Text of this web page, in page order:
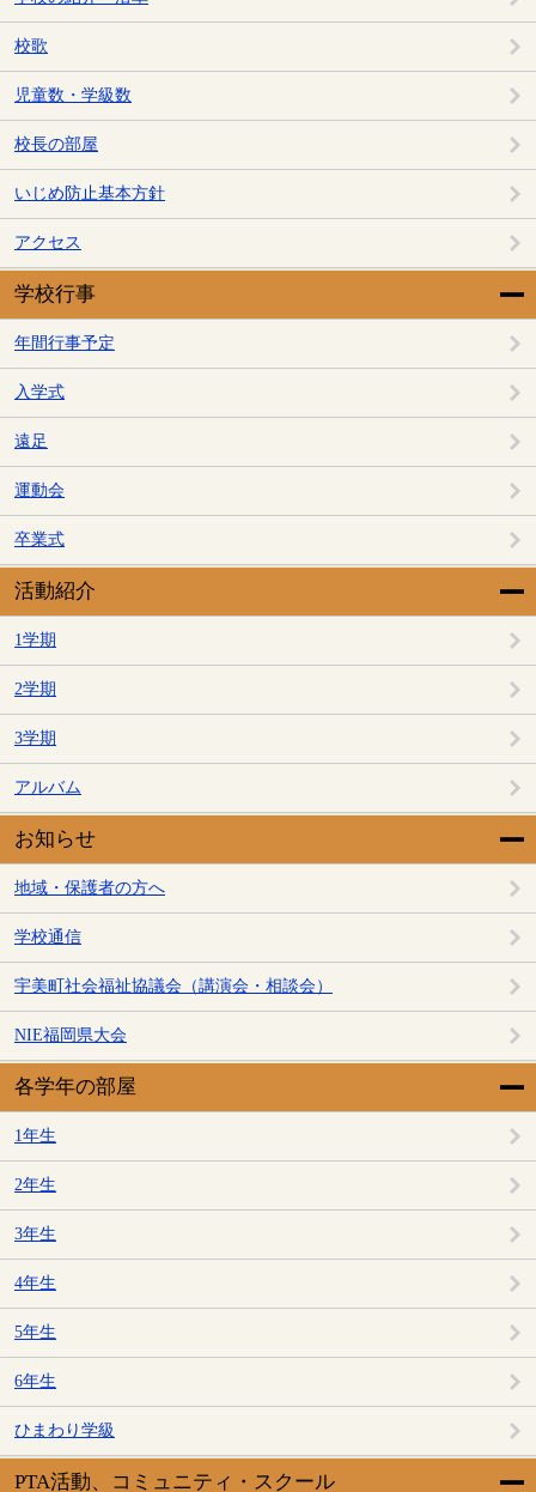
校歌
児童数・学級数
校長の部屋
いじめ防止基本方針
アクセス
学校行事
年間行事予定
入学式
遠足
運動会
卒業式
活動紹介
1学期
2学期
3学期
アルバム
お知らせ
地域・保護者の方へ
学校通信
宇美町社会福祉協議会（講演会・相談会）
NIE福岡県大会
各学年の部屋
1年生
2年生
3年生
4年生
5年生
6年生
ひまわり学級
PTA活動、コミュニティ・スクール